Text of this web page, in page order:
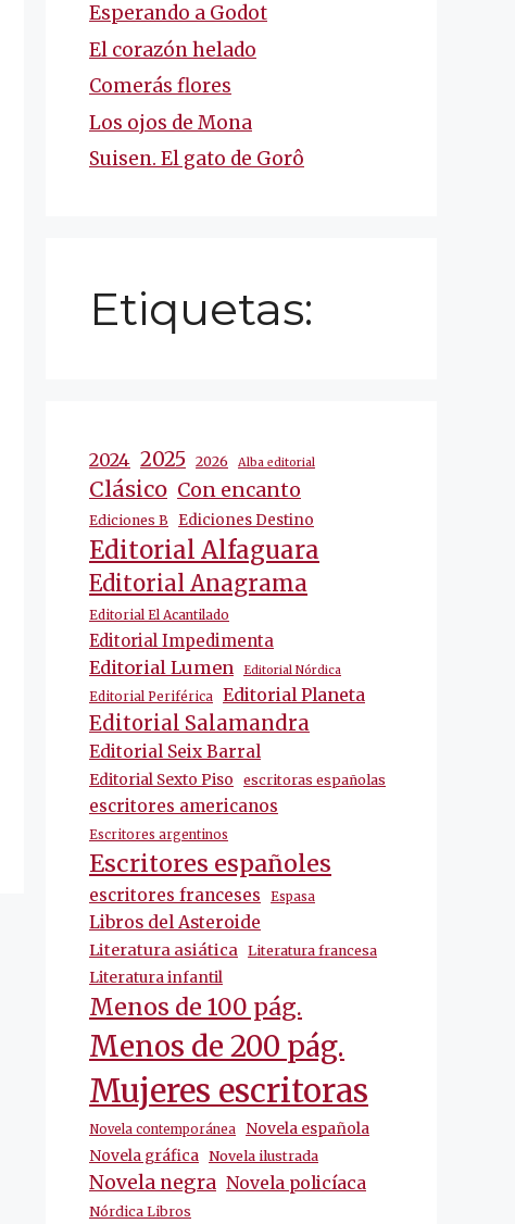
Esperando a Godot
El corazón helado
Comerás flores
Los ojos de Mona
Suisen. El gato de Gorô
Etiquetas:
2024 2025 2026 Alba editorial
Clásico Con encanto
Ediciones B Ediciones Destino
Editorial Alfaguara
Editorial Anagrama
Editorial El Acantilado
Editorial Impedimenta
Editorial Lumen Editorial Nórdica
Editorial Periférica Editorial Planeta
Editorial Salamandra
Editorial Seix Barral
Editorial Sexto Piso escritoras españolas
escritores americanos
Escritores argentinos
Escritores españoles
escritores franceses Espasa
Libros del Asteroide
Literatura asiática Literatura francesa
Literatura infantil
Menos de 100 pág.
Menos de 200 pág.
Mujeres escritoras
Novela contemporánea
Novela española
Novela gráfica Novela ilustrada
Novela negra Novela policíaca
Nórdica Libros